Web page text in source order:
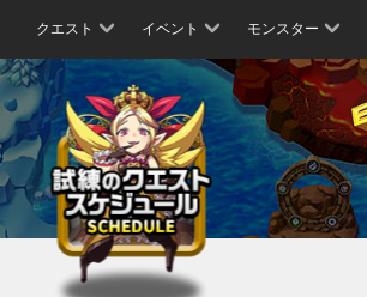
クエスト イベント モンスター